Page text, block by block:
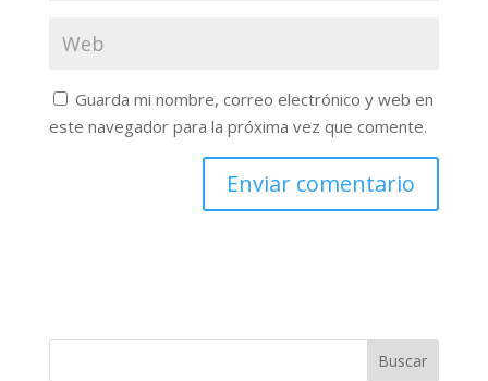
Guarda mi nombre, correo electrónico y web en
este navegador para la próxima vez que comente.
Buscar